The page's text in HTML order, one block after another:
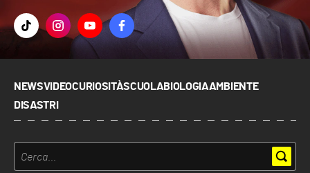
NEWSVIDEOCURIOSITÀSCUOLABIOLOGIAAMBIENTE
DISASTRI